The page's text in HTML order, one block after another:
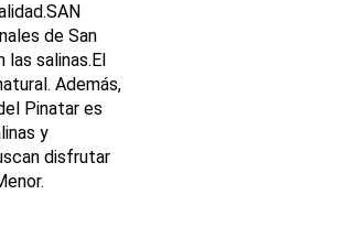
de San
salinas.El
Además,
Pinatar es
y
disfrutar